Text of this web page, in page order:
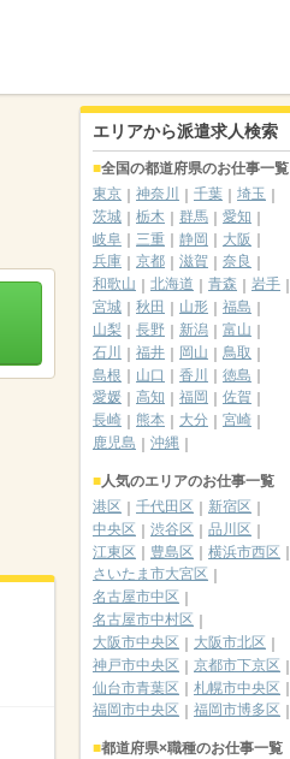
エリアから派遣求人検索
全国の都道府県のお仕事一覧
東京
神奈川 千葉
埼玉
茨城
栃木 群馬
愛知
岐阜
三重 静岡
大阪
兵庫
京都 滋賀
奈良
和歌山
北海道 青森
岩手
宮城
秋田 山形
福島
山梨
長野 新潟
富山
石川
福井 岡山
鳥取
島根
山口 香川
徳島
愛媛
高知 福岡
佐賀
長崎
熊本 大分
宮崎
鹿児島
沖縄
人気のエリアのお仕事一覧
港区
千代田区
新宿区
中央区
渋谷区
品川区
江東区
豊島区
横浜市西区
さいたま市大宮区
名古屋市中区
名古屋市中村区
大阪市中央区
大阪市北区
神戸市中央区
京都市下京区
仙台市青葉区
札幌市中央区
福岡市中央区
福岡市博多区
都道府県×職種のお仕事一覧